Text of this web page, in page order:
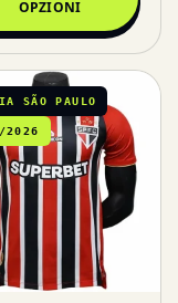
OPZIONI
SÃO PAULO
2026